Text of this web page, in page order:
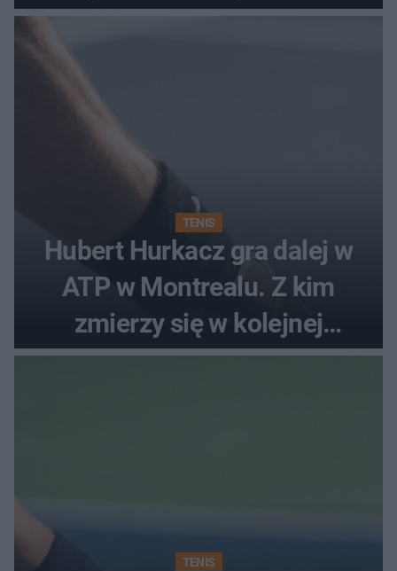
TENIS
Hubert Hurkacz gra dalej w
ATP w Montrealu. Z kim
zmierzy się w kolejnej
rundzie?
TENIS